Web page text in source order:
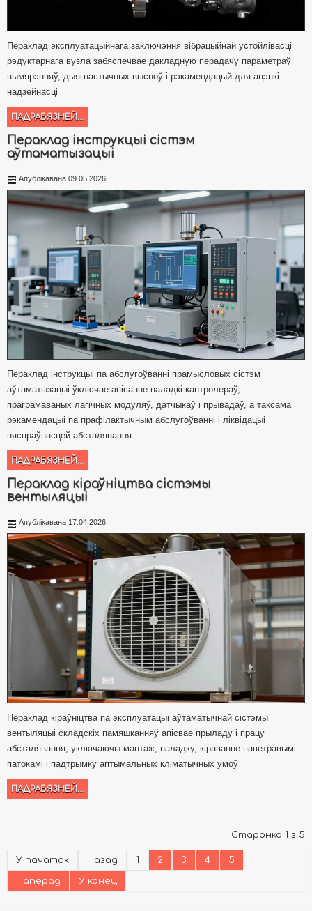
Пераклад эксплуатацыйнага заключэння вібрацыйнай устойлівасці
рэдуктарнага вузла забяспечвае дакладную перадачу параметраў
вымярэнняў, дыягнастычных высноў і рэкамендацый для ацэнкі
надзейнасці
ПАДРАБЯЗНЕЙ...
Пераклад інструкцыі сістэм
аўтаматызацыі
Апублікавана 09.05.2026
Пераклад інструкцыі па абслугоўванні прамысловых сістэм
аўтаматызацыі ўключае апісанне наладкі кантролераў,
праграмаваных лагічных модуляў, датчыкаў і прывадаў, а таксама
рэкамендацыі па прафілактычным абслугоўванні і ліквідацыі
няспраўнасцей абсталявання
ПАДРАБЯЗНЕЙ...
Пераклад кіраўніцтва сістэмы
вентыляцыі
Апублікавана 17.04.2026
Пераклад кіраўніцтва па эксплуатацыі аўтаматычнай сістэмы
вентыляцыі складскіх памяшканняў апісвае прыладу і працу
абсталявання, уключаючы мантаж, наладку, кіраванне паветравымі
патокамі і падтрымку аптымальных кліматычных умоў
ПАДРАБЯЗНЕЙ...
Старонка 1 з 5
У пачатак Назад 1 2 3 4 5
Наперад У канец